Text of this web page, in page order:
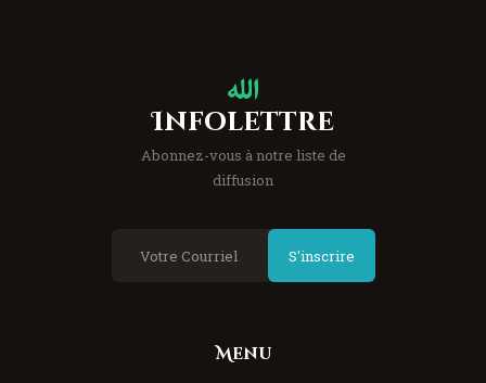
Infolettre
Abonnez-vous à notre liste de
diffusion
S'inscrire
Menu